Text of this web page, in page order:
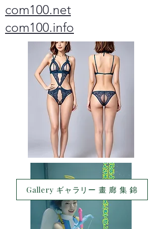
com100.net
com100.info
Gallery ギャラリー 畫 廊 集 錦